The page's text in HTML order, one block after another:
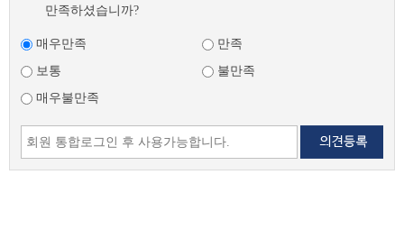
만족하셨습니까?
매우만족
만족
보통
불만족
매우불만족